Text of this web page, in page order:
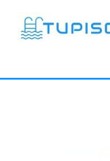
contenido